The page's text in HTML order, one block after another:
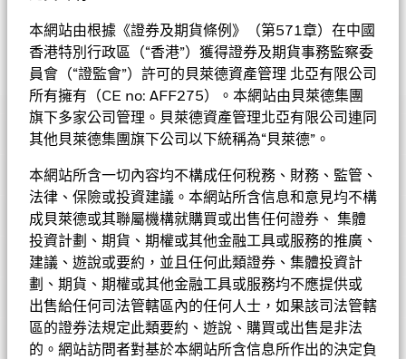
本網站由根據《證券及期貨條例》（第571章）在中國
香港特別行政區（“香港”）獲得證券及期貨事務監察委
員會（“證監會”）許可的貝萊德資產管理 北亞有限公司
所有擁有（CE no: AFF275）。本網站由貝萊德集團
旗下多家公司管理。貝萊德資產管理北亞有限公司連同
其他貝萊德集團旗下公司以下統稱為“貝萊德”。
本網站所含一切內容均不構成任何稅務、財務、監管、
法律、保險或投資建議。本網站所含信息和意見均不構
成貝萊德或其聯屬機構就購買或出售任何證券、 集體
投資計劃、期貨、期權或其他金融工具或服務的推廣、
建議、遊說或要約，並且任何此類證券、集體投資計
劃、期貨、期權或其他金融工具或服務均不應提供或
出售給任何司法管轄區內的任何人士，如果該司法管轄
區的證券法規定此類要約、遊說、購買或出售是非法
的。網站訪問者對基於本網站所含信息所作出的決定負
少派付的股息。在未扣除開支之下派付股息，可產生更多可供分派
的收入。然而，這些股份實際上可能從資本派付股息，可能相等於
投資者獲得部分原投資額回報或資本收益。所有宣派股息均會導致
股份於除息日的每股資產淨值即時減少。
• 基金可運用衍生工具作對沖及大量用作投資用途。衍生工具相
關風險包括交易對手╱信貸、流動性、估值、波動及市場風險。基
金在使用衍生工具時其波動性或會上升及下降，並可能蒙受損失。
一定程度的投資金額。
•投資者不應單憑此文件作投資決定。投資者應參閱基金章程及
產品資料概要以了解風險因素等詳情。
以當地貨幣計價。基金可投資於全線可供選擇的證券，包括非投
資級證券。貨幣風險將靈活管理。
貝萊德新興市場本地貨幣債券基金
股份類別中使用金融衍生產品可能為基金內其他股份類別帶來潛在
風險效應（亦稱為溢出）。該基金的管理公司將確保適當的程序得
以進行，以至對其他股份類別的風險效應減至最低。您只需直接在
基金名稱下方使用下拉式方框，即可查閱這基金內全部股份類別—
貨幣對沖股份類別會於股份類別的名稱中顯示「對沖」的字眼。此
外，如欲索取所有貨幣對沖股份類別的完整列表，應向基金管理公
司提出。
表現
圖表
查看圖表
表現
基金資料
基金總值
截至 2026年8月6日
美元 1,728,599,689
基金成立日期
1997年6月26日
基準貨幣
USD
參考指標 1
JP Morgan GBI-EM Global
基本因素及風險
持倉數目
截至 2026年6月30日
3年貝他係數
截至 2026年7月31日
1.102
持股
截至 2026年6月30日
成分股名稱 比重(%)
投資分佈
價格及交易所